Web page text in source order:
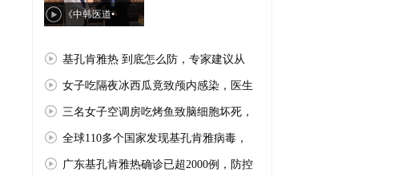
《中韩医道•
基孔肯雅热 到底怎么防，专家建议从
女子吃隔夜冰西瓜竟致颅内感染，医生
三名女子空调房吃烤鱼致脑细胞坏死，
全球110多个国家发现基孔肯雅病毒，
广东基孔肯雅热确诊已超2000例，防控